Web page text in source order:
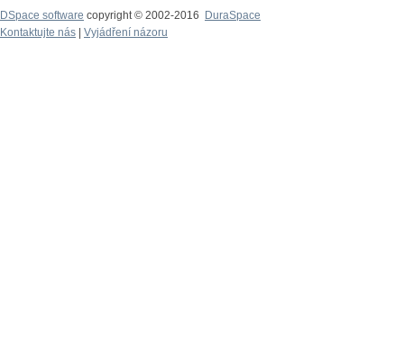
DSpace software copyright © 2002-2016
DuraSpace
Kontaktujte nás
Vyjádření názoru